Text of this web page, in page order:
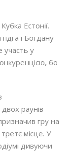
Естонії.
і Богдану
участь у
бо
раунів
гру на
третє місце. У
дивуючи